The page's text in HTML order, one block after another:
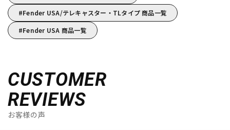
Fender USA/テレキャスター・TLタイプ 商品一覧
Fender USA 商品一覧
CUSTOMER
REVIEWS
お客様の声